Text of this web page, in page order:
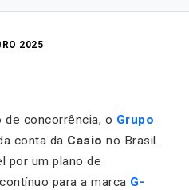
2025
concorrência, o Grupo
conta da Casio no Brasil.
por um plano de
para a marca G-